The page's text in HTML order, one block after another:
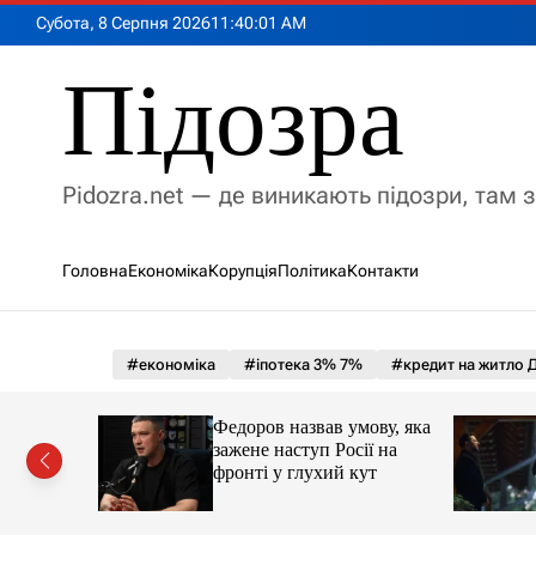
Субота, 8 Серпня 202611 :40:02 AM
Підозра
Pidozra.net — де виникають підозри, там
ГоловнаЕкономікаКорупціяПолітикаКонтакти
#економіка #іпотека 3% 7% #кредит на житло
Федоров назвав умову, яка
зажене наступ Росії на
фронті у глухий кут